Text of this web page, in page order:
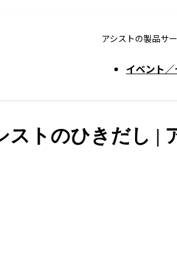
アシストの製品サ
イベント
ストのひきだし |